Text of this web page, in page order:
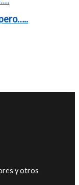
y otros